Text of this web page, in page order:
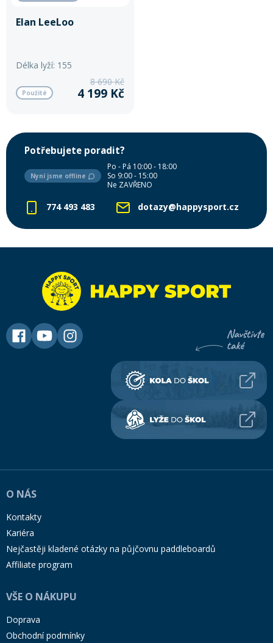
Elan LeeLoo
Délka lyží: 155
Použité
8 690 Kč
4 199 Kč
Potřebujete poradit?
Nyní jsme offline
Po - Pá 10:00 - 18:00
So 9:00 - 15:00
Ne ZAVŘENO
774 493 483 dotazy@happysport.cz
O NÁS
Kontakty
Kariéra
Nejčastěji kladené otázky na půjčovnu paddleboardů
Affiliate program
VŠE O NÁKUPU
Doprava
Obchodní podmínky